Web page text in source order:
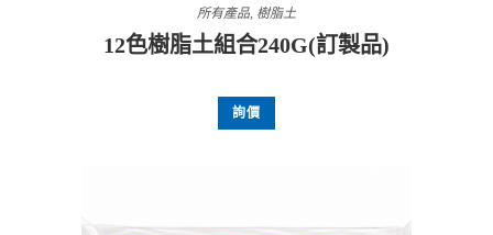
所有產品, 樹脂土
12色樹脂土組合240G(訂製品)
詢價